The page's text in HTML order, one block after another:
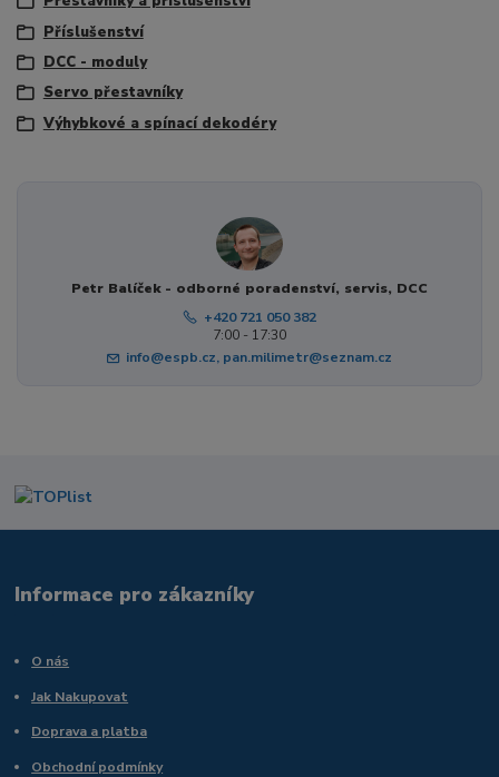
Příslušenství
DCC - moduly
Servo přestavníky
Výhybkové a spínací dekodéry
Petr Balíček - odborné poradenství, servis, DCC
+420 721 050 382
7:00 - 17:30
info@espb.cz, pan.milimetr@seznam.cz
Informace pro zákazníky
O nás
Jak Nakupovat
Doprava a platba
Obchodní podmínky